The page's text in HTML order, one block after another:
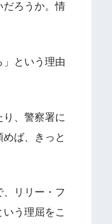
だろうか。情
という理由
、警察署に
ば、きっと
リリー・フ
う理屈をこ